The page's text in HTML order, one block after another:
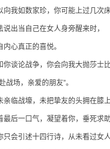
向我如数家珍，你可能上过几次床
说出当自己在女人身旁醒来时，
内心真正的喜悦。
你谈论战争，你会向我大抛莎士比
战场，亲爱的朋友”。
亲临战壕，未把挚友的头拥在膝上
最后一口气，凝望着你，垂死求助
只会引述十四行诗，从未看过女人